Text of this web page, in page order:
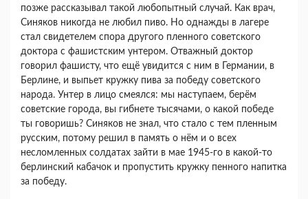
позже рассказывал такой любопытный случай. Как врач,
Синяков никогда не любил пиво. Но однажды в лагере
стал свидетелем спора другого пленного советского
доктора с фашистским унтером. Отважный доктор
говорил фашисту, что ещё увидится с ним в Германии, в
Берлине, и выпьет кружку пива за победу советского
народа. Унтер в лицо смеялся: мы наступаем, берём
советские города, вы гибнете тысячами, о какой победе
ты говоришь? Синяков не знал, что стало с тем пленным
русским, потому решил в память о нём и о всех
несломленных солдатах зайти в мае 1945-го в какой-то
берлинский кабачок и пропустить кружку пенного напитка
за победу.